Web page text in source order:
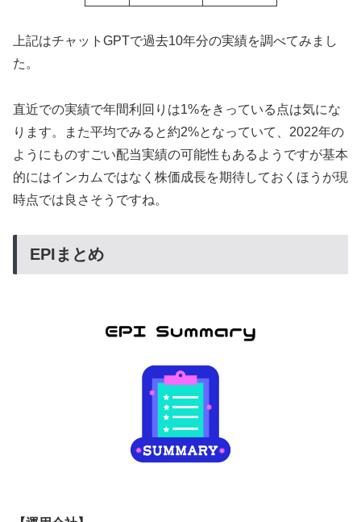
上記はチャットGPTで過去10年分の実績を調べてみまし
た。
直近での実績で年間利回りは1%をきっている点は気にな
ります。また平均でみると約2%となっていて、2022年の
ようにものすごい配当実績の可能性もあるようですが基本
的にはインカムではなく株価成長を期待しておくほうが現
時点では良さそうですね。
EPIまとめ